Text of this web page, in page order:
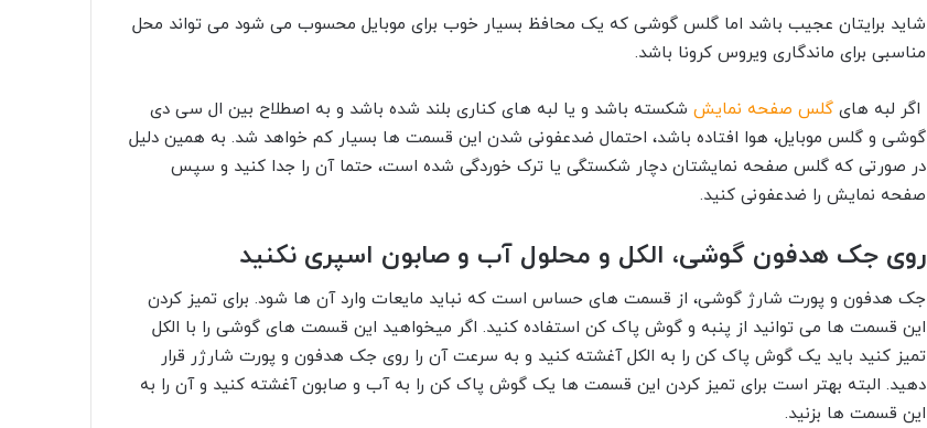
شاید برایتان عجیب باشد اما گلس گوشی که یک محافظ بسیار خوب برای موبایل محسوب می شود می تواند محل
مناسبی برای ماندگاری ویروس کرونا باشد.
اگر لبه هایگلس صفحه نمایش شکسته باشد و یا لبه های کناری بلند شده باشد و به اصطلاح بین ال سی دی
گوشی و گلس موبایل، هوا افتاده باشد، احتمال ضدعفونی شدن این قسمت ها بسیار کم خواهد شد. به همین دلیل
در صورتی که گلس صفحه نمایشتان دچار شکستگی یا ترک خوردگی شده است، حتما آن را جدا کنید و سپس
صفحه نمایش را ضدعفونی کنید.
روی جک هدفون گوشی، الکل و محلول آب و صابون اسپری نکنید
جک هدفون و پورت شارژ گوشی، از قسمت های حساس است که نباید مایعات وارد آن ها شود. برای تمیز کردن
این قسمت ها می توانید از پنبه و گوش پاک کن استفاده کنید. اگر میخواهید این قسمت های گوشی را با الکل
تمیز کنید باید یک گوش پاک کن را به الکل آغشته کنید و به سرعت آن را روی جک هدفون و پورت شارژر قرار
دهید. البته بهتر است برای تمیز کردن این قسمت ها یک گوش پاک کن را به آب و صابون آغشته کنید و آن را به
این قسمت ها بزنید.